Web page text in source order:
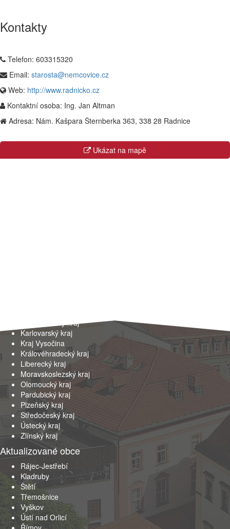
Kontakty
Telefon: 603315320
Email: starosta@nemcovice.cz
Web: http://www.radnicko.cz
Kontaktní osoba: Ing. Jan Altman
Adresa: Nám. Kašpara Šternberka 363, 338 28 Radnice
Ukázat na mapě
Jihomoravský kraj
Karlovarský kraj
Kraj Vysočina
Královéhradecký kraj
Liberecký kraj
Moravskoslezský kraj
Olomoucký kraj
Pardubický kraj
Plzeňský kraj
Středočeský kraj
Ústecký kraj
Zlínský kraj
Aktualizované obce
Rájec-Jestřebí
Kladruby
Štětí
Třemošnice
Vyškov
Ústí nad Orlicí